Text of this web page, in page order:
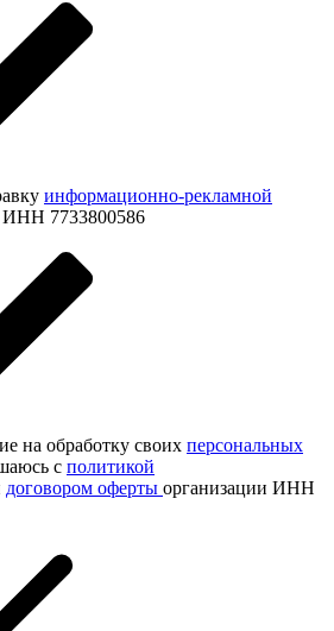
информационно-рекламной
ИНН 7733800586
на обработку своих персональных
с политикой
договором оферты организации ИНН